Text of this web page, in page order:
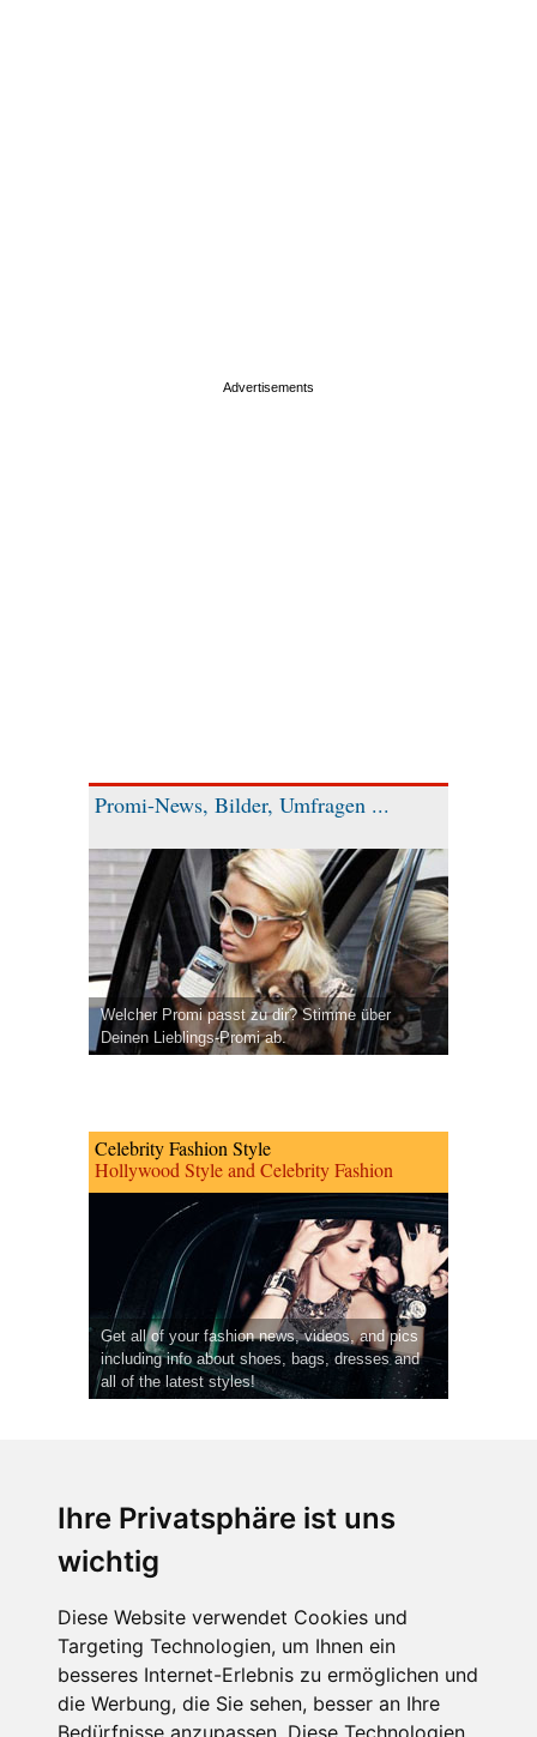
Ihre Privatsphäre ist uns
wichtig
Diese Website verwendet Cookies und
Targeting Technologien, um Ihnen ein
besseres Internet-Erlebnis zu ermöglichen und
die Werbung, die Sie sehen, besser an Ihre
Bedürfnisse anzupassen. Diese Technologien
Promi-News, Bilder, Umfragen ...
Welcher Promi passt zu dir? Stimme über
Deinen Lieblings-Promi ab.
Celebrity Fashion Style
Hollywood Style and Celebrity Fashion
Get all of your fashion news, videos, and pics
including info about shoes, bags, dresses and
all of the latest styles!
CPost.org © 2013-2023 The Celebrity Post.
Terms of Use | Privacy|Cookies Policy( Einstellungen ändern )
About Us
Advertising